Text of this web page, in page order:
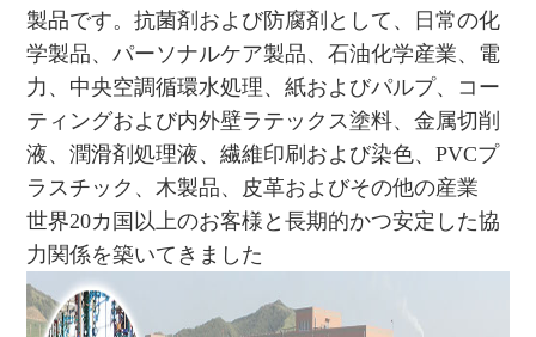
製品です。抗菌剤および防腐剤として、日常の化
学製品、パーソナルケア製品、石油化学産業、電
力、中央空調循環水処理、紙およびパルプ、コー
ティングおよび内外壁ラテックス塗料、金属切削
液、潤滑剤処理液、繊維印刷および染色、PVCプ
ラスチック、木製品、皮革およびその他の産業
世界20カ国以上のお客様と長期的かつ安定した協
力関係を築いてきました